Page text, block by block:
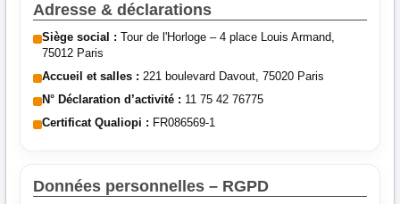
Adresse & déclarations
Siège social : Tour de l'Horloge – 4 place Louis Armand,
75012 Paris
Accueil et salles : 221 boulevard Davout, 75020 Paris
N° Déclaration d’activité : 11 75 42 76775
Certificat Qualiopi : FR086569-1
Données personnelles – RGPD